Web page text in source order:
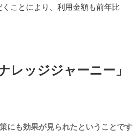
ことにより、利用金額も前年比
レッジジャーニー」
にも効果が見られたということです